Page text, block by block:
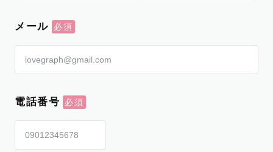
メール
電話番号